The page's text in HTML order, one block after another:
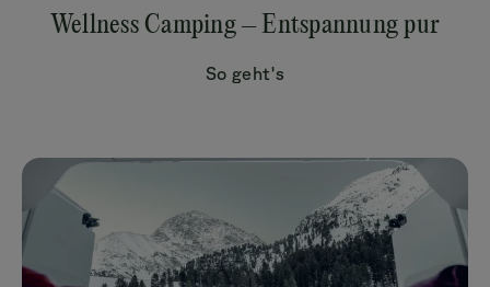
Wellness Camping – Entspannung pur
So geht's